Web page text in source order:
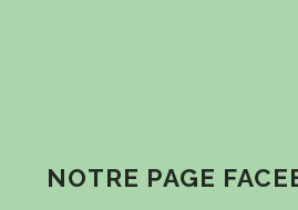
NOTRE PAGE